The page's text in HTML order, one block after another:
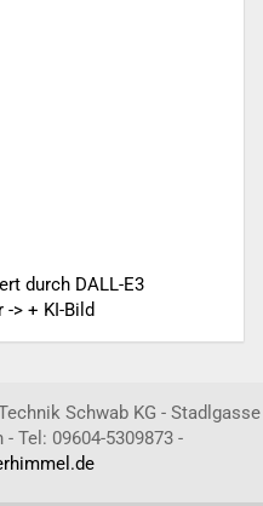
durch DALL-E3
-> + KI-Bild
Schwab KG - Stadlgasse
Tel: 09604-5309873 -